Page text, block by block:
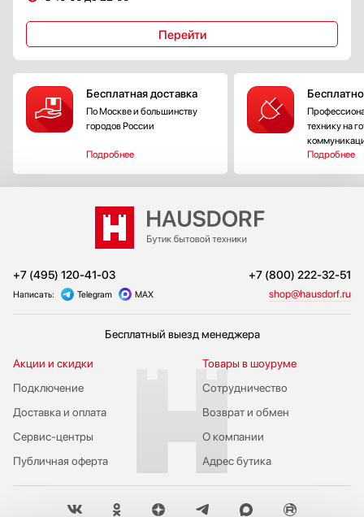
Перейти
Бесплатная доставка
По Москве и большинству
городов России
Подробнее
технику на
Подробнее
+7 (495) 120-41-03 +7 (800) 222-32-51
Написать: Telegram MAX shop@hausdorf.ru
Бесплатный выезд менеджера
Акции и скидки
Подключение
Публичная оферта
Сервис-центры
Доставка и оплата
Сотрудничество
Возврат и обмен
Товары в шоуруме
О компании
Адрес бутика